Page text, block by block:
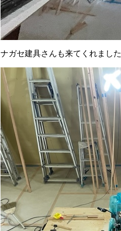
ナガセ建具さんも来てくれました